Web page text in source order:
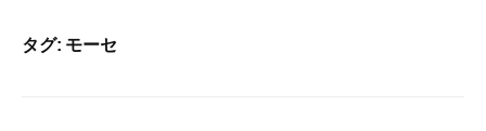
タグ: モーセ